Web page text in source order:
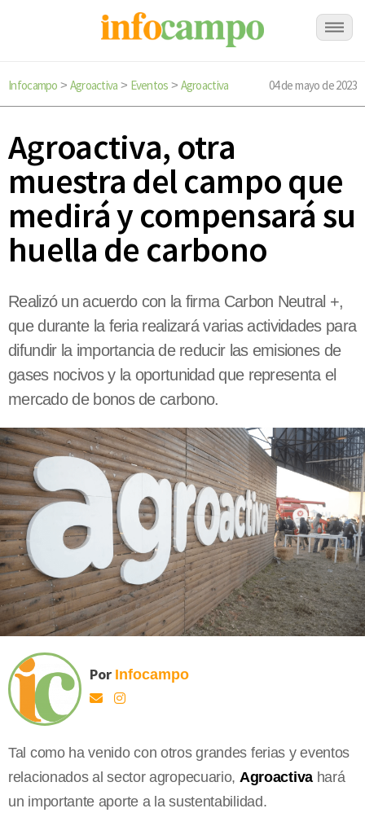
Infocampo > Agroactiva > Eventos > Agroactiva 04 de mayo de 2023
Agroactiva, otra
muestra del campo que
medirá y compensará su
huella de carbono
Realizó un acuerdo con la firma Carbon Neutral +,
que durante la feria realizará varias actividades para
difundir la importancia de reducir las emisiones de
gases nocivos y la oportunidad que representa el
mercado de bonos de carbono.
Por Infocampo
Tal como ha venido con otros grandes ferias y eventos
relacionados al sector agropecuario, Agroactivahará
un importante aporte a la sustentabilidad.